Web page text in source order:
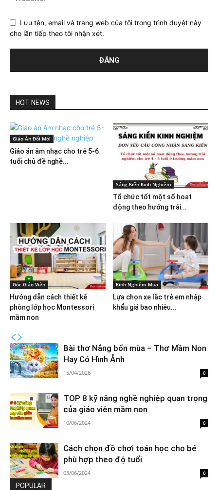
Lưu tên, email và trang web của tôi trong trình duyệt này
cho lần tiếp theo tôi nhận xét.
HOT NEWS
Giáo Án Đổi Mới
Giáo án âm nhạc cho trẻ 5-6
tuổi chủ đề nghề...
Sáng Kiến Kinh Nghiệm
Tổ chức tốt một số hoạt
động theo hướng trải...
Góc Giáo Viên
Hướng dẫn cách thiết kế
phòng lớp học Montessori
mầm non
Kinh Nghiệm Mua
Lựa chọn xe lắc trẻ em nhập
khẩu giá bao nhiêu...
Bài thơ Nắng bốn mùa – Thơ Mầm Non
Hay Có Hình Ảnh
15/04/2026 0
TOP 8 kỹ năng nghề nghiệp quan trọng
của giáo viên mầm non
10/06/2024 0
Cách chọn đồ chơi toán học cho bé
phù hợp theo độ tuổi
03/06/2024 0
POPULAR